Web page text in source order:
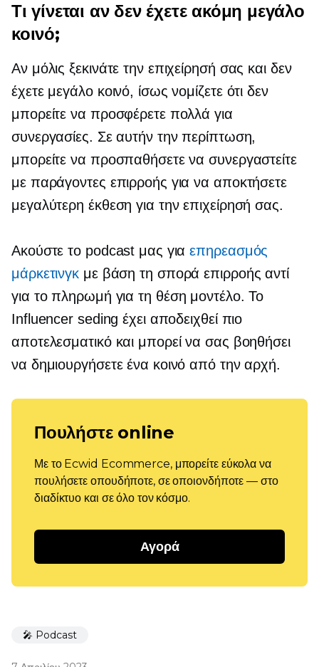
Τι γίνεται αν δεν έχετε ακόμη μεγάλο
κοινό;
Αν μόλις ξεκινάτε την επιχείρησή σας και δεν
έχετε μεγάλο κοινό, ίσως νομίζετε ότι δεν
μπορείτε να προσφέρετε πολλά για
συνεργασίες. Σε αυτήν την περίπτωση,
μπορείτε να προσπαθήσετε να συνεργαστείτε
με παράγοντες επιρροής για να αποκτήσετε
μεγαλύτερη έκθεση για την επιχείρησή σας.
Ακούστε το podcast μας γιαεπηρεασμός
μάρκετινγκ με βάση τη σπορά επιρροής αντί
για τοπληρωμή για τη θέση μοντέλο. Το
Influencer seding έχει αποδειχθεί πιο
αποτελεσματικό και μπορεί να σας βοηθήσει
να δημιουργήσετε ένα κοινό από την αρχή.
Πουλήστε online
Με το Ecwid Ecommerce, μπορείτε εύκολα να
πουλήσετε οπουδήποτε, σε οποιονδήποτε — στο
διαδίκτυο και σε όλο τον κόσμο.
Αγορά
🎤 Podcast